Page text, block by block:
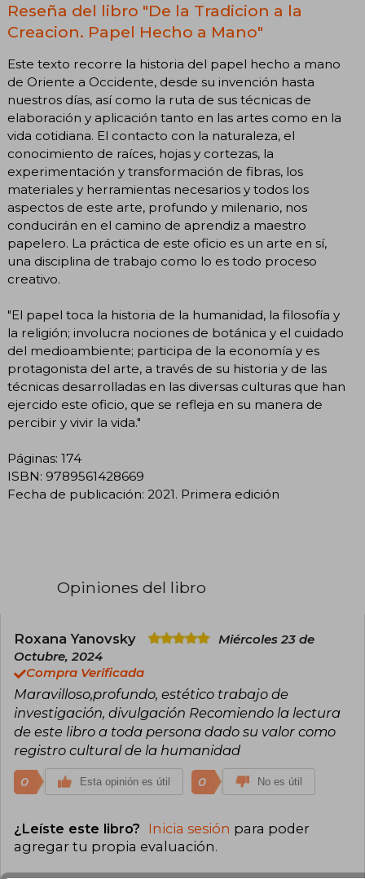
Reseña del libro "De la Tradicion a la
Creacion. Papel Hecho a Mano"
Este texto recorre la historia del papel hecho a mano
de Oriente a Occidente, desde su invención hasta
nuestros días, así como la ruta de sus técnicas de
elaboración y aplicación tanto en las artes como en la
vida cotidiana. El contacto con la naturaleza, el
conocimiento de raíces, hojas y cortezas, la
experimentación y transformación de fibras, los
materiales y herramientas necesarios y todos los
aspectos de este arte, profundo y milenario, nos
conducirán en el camino de aprendiz a maestro
papelero. La práctica de este oficio es un arte en sí,
una disciplina de trabajo como lo es todo proceso
creativo.
"El papel toca la historia de la humanidad, la filosofía y
la religión; involucra nociones de botánica y el cuidado
del medioambiente; participa de la economía y es
protagonista del arte, a través de su historia y de las
técnicas desarrolladas en las diversas culturas que han
ejercido este oficio, que se refleja en su manera de
percibir y vivir la vida."
Páginas: 174
ISBN: 9789561428669
Fecha de publicación: 2021. Primera edición
Opiniones del libro
Roxana Yanovsky
Miércoles 23 de
Octubre, 2024
Compra Verificada
Maravilloso,profundo, estético trabajo de
investigación, divulgación Recomiendo la lectura
de este libro a toda persona dado su valor como
registro cultural de la humanidad
0 Esta opinión es útil 0 No es útil
¿Leíste este libro? Inicia sesión para poder
agregar tu propia evaluación.